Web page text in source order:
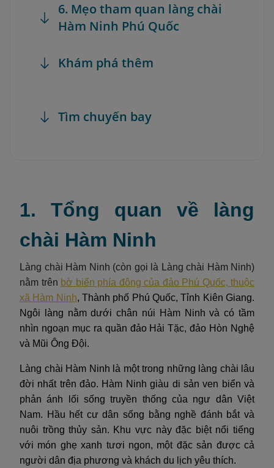
6. Mẹo tham quan làng chài
Hàm Ninh Phú Quốc
Khám phá thêm
Tìm chuyến bay
1. Tổng quan về làng
chài Hàm Ninh
Làng chài Hàm Ninh (còn gọi là Làng chài Hàm Ninh)
nằm trên bờ biển phía đông của đảo Phú Quốc, thuộc
xã Hàm Ninh, Thành phố Phú Quốc, Tỉnh Kiên Giang.
Ngôi làng nằm dưới chân núi Hàm Ninh và có tầm
nhìn ngoạn mục ra quần đảo Hải Tặc, đảo Hòn Nghệ
và Mũi Ông Đội.
Làng chài Hàm Ninh là một trong những làng chài lâu
đời nhất trên đảo. Hàm Ninh giàu di sản ven biển và
phản ánh lối sống truyền thống của ngư dân Việt
Nam. Hầu hết cư dân sống bằng nghề đánh bắt và
nuôi trồng thủy sản. Khu vực này đặc biệt nổi tiếng
với món ghẹ xanh tươi ngon, một đặc sản được cả
người dân địa phương và khách du lịch yêu thích.